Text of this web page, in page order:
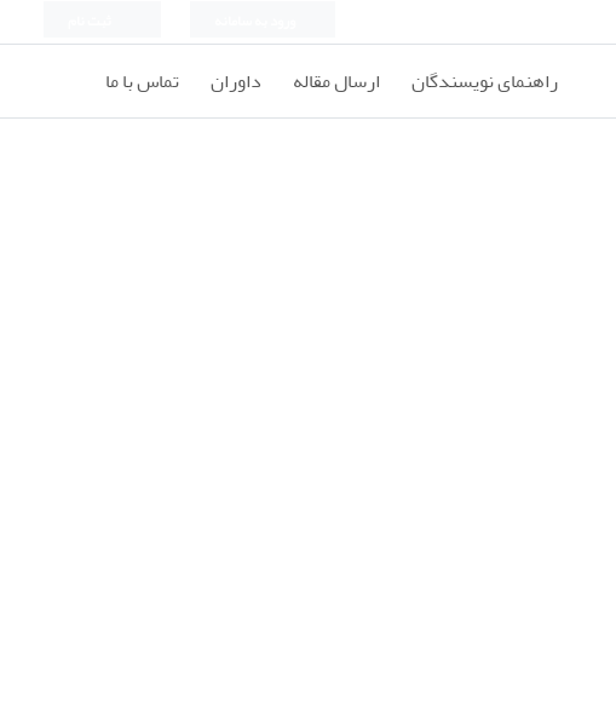
راهنمای نویسندگان ارسال مقاله داوران تماس با ما